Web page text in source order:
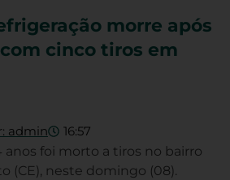
morre após
cinco tiros em
admin 16:57
foi morto a tiros no bairro
(CE), neste domingo (08).